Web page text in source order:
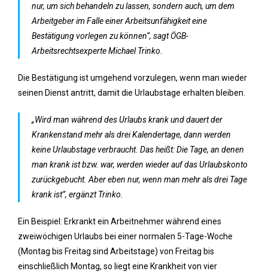
nur, um sich behandeln zu lassen, sondern auch, um dem
Arbeitgeber im Falle einer Arbeitsunfähigkeit eine
Bestätigung vorlegen zu können“, sagt ÖGB-
Arbeitsrechtsexperte Michael Trinko.
Die Bestätigung ist umgehend vorzulegen, wenn man wieder
seinen Dienst antritt, damit die Urlaubstage erhalten bleiben.
„Wird man während des Urlaubs krank und dauert der
Krankenstand mehr als drei Kalendertage, dann werden
keine Urlaubstage verbraucht. Das heißt: Die Tage, an denen
man krank ist bzw. war, werden wieder auf das Urlaubskonto
zurückgebucht. Aber eben nur, wenn man mehr als drei Tage
krank ist”, ergänzt Trinko.
Ein Beispiel: Erkrankt ein Arbeitnehmer während eines
zweiwöchigen Urlaubs bei einer normalen 5-Tage-Woche
(Montag bis Freitag sind Arbeitstage) von Freitag bis
einschließlich Montag, so liegt eine Krankheit von vier